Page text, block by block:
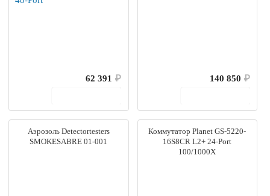
62 391 ₽
140 850 ₽
Аэрозоль Detectortesters
SMOKESABRE 01-001
Коммутатор Planet GS-5220-
16S8CR L2+ 24-Port
100/1000X